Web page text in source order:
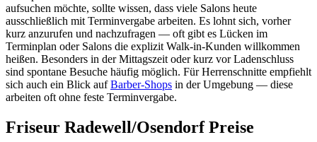
aufsuchen möchte, sollte wissen, dass viele Salons heute
ausschließlich mit Terminvergabe arbeiten. Es lohnt sich, vorher
kurz anzurufen und nachzufragen — oft gibt es Lücken im
Terminplan oder Salons die explizit Walk-in-Kunden willkommen
heißen. Besonders in der Mittagszeit oder kurz vor Ladenschluss
sind spontane Besuche häufig möglich. Für Herrenschnitte empfiehlt
sich auch ein Blick aufBarber-Shops in der Umgebung — diese
arbeiten oft ohne feste Terminvergabe.
Friseur Radewell/Osendorf Preise